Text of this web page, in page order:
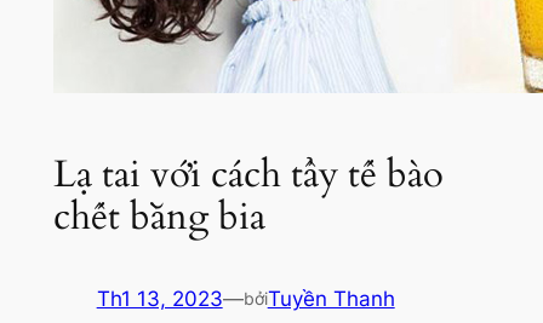
Lạ tai với cách tẩy tế bào
chết bằng bia
Th1 13, 2023—bởiTuyền Thanh